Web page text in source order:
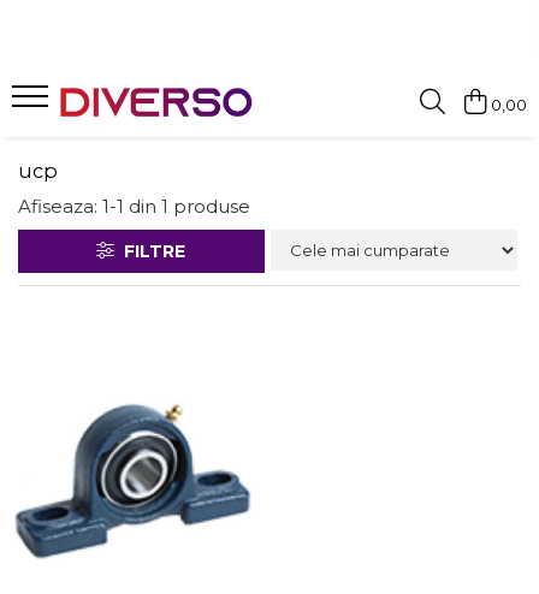
PLA
ABS
SILK
MULTIMATERIAL
0,00
ucp
Afiseaza: 1-1 din 1 produse
FILTRE